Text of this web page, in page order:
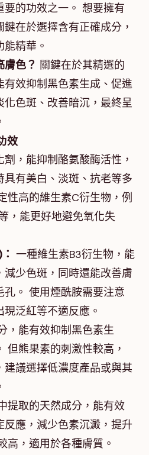
的功效之一。 想要擁有
在於選擇含有正確成分，
精華。
膚色？ 關鍵在於其精選的
有效抑制黑色素生成、促進
色斑、改善暗沉，最終呈
效
劑，能抑制酪氨酸酶活性，
有美白、淡斑、抗老等多
性高的維生素C衍生物，例
，能更好地避免氧化失
一種維生素B3衍生物，能
少色斑，同時還能改善膚
。 使用煙酰胺需要注意
泛紅等不適反應。
，能有效抑制黑色素生
但熊果素的刺激性較高，
議選擇低濃度產品或與其
提取的天然成分，能有效
反應，減少色素沉澱，提升
高，適用於各種膚質。